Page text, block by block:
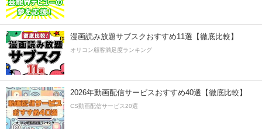
漫画読み放題サブスクおすすめ11選【徹底比較】
オリコン顧客満足度ランキング
2026年動画配信サービスおすすめ40選【徹底比較】
CS動画配信サービス20選